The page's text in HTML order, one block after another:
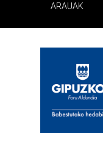
ARAUAK